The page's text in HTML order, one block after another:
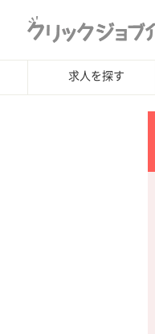
求人を探す